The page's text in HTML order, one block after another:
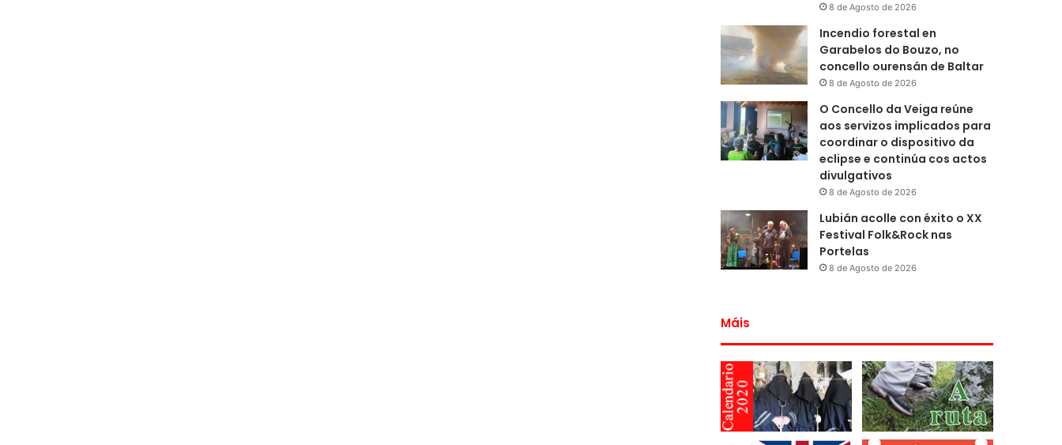
8 de Agosto de 2026
Incendio forestal en
Garabelos do Bouzo, no
concello ourensán de Baltar
8 de Agosto de 2026
O Concello da Veiga reúne
aos servizos implicados para
coordinar o dispositivo da
eclipse e continúa cos actos
divulgativos
8 de Agosto de 2026
Lubián acolle con éxito o XX
Festival Folk&Rock nas
Portelas
8 de Agosto de 2026
Máis